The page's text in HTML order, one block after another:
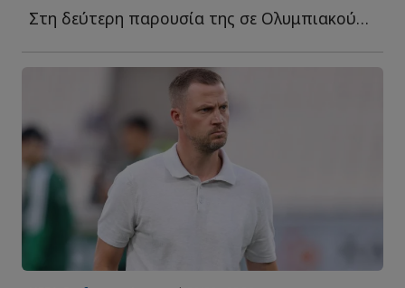
Στη δεύτερη παρουσία της σε Ολυμπιακούς Αγώνες, ανέβηκε σ...